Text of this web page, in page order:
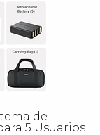
de
5 Usuarios